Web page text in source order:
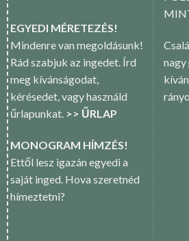
EGYEDI MÉRETEZÉS!
Mindenre van megoldásunk!
Rád szabjuk az ingedet. Írd
meg kívánságodat,
kérésedet, vagy használd
űrlapunkat. >> ŰRLAP
MONOGRAM HÍMZÉS!
Ettől lesz igazán egyedi a
saját inged. Hova szeretnéd
hímeztetni?
nagy